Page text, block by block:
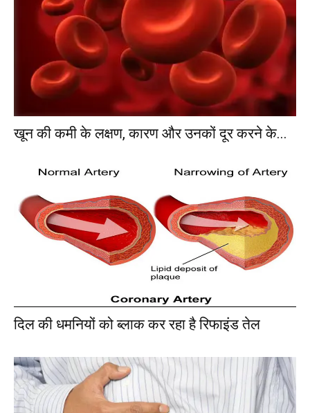
खून की कमी के लक्षण, कारण और उनकों दूर करने के...
दिल की धमनियों को ब्लाक कर रहा है रिफाइंड तेल